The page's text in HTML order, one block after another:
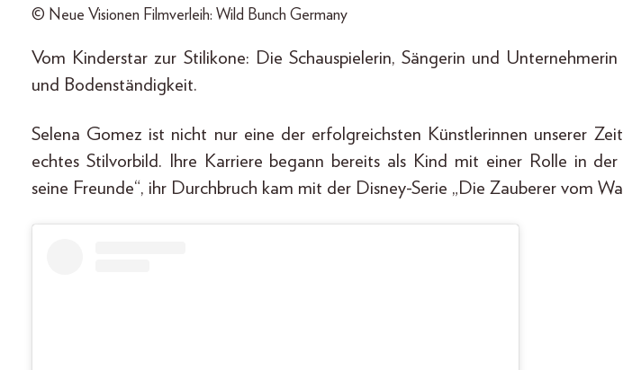
© Neue Visionen Filmverleih: Wild Bunch Germany
Vom Kinderstar zur Stilikone: Die Schauspielerin, Sängerin und
und Bodenständigkeit.
Selena Gomez ist nicht nur eine der erfolgreichsten Künstlerinnen unserer
echtes Stilvorbild. Ihre Karriere begann bereits als Kind mit einer Rolle in der
seine Freunde“, ihr Durchbruch kam mit der Disney-Serie „Die Zauberer vom